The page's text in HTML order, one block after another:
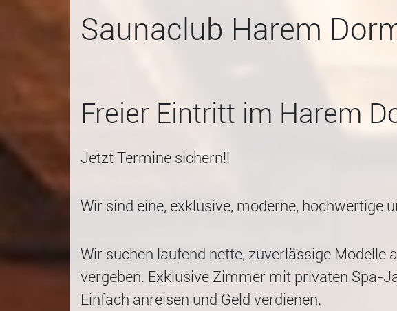
Saunaclub Harem
Freier Eintritt im Harem
Jetzt Termine sichern!!
Wir sind eine, exklusive, moderne, hochwertige
Wir suchen laufend nette, zuverlässige
vergeben. Exklusive Zimmer mit privaten Spa-
Einfach anreisen und Geld verdienen.